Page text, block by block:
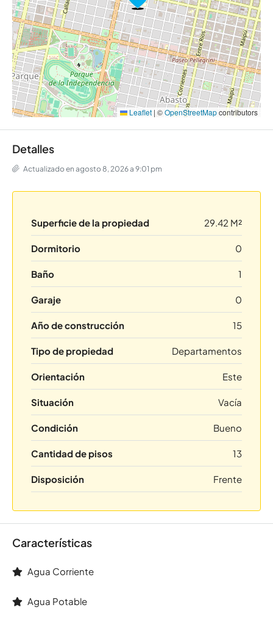
Leaflet | ©OpenStreetMapcontributors
Detalles
Actualizado en agosto 8, 2026 a 9:01 pm
Superficie de la propiedad 29.42 M²
Dormitorio 0
Baño 1
Garaje 0
Año de construcción 15
Tipo de propiedad Departamentos
Orientación Este
Situación Vacía
Condición Bueno
Cantidad de pisos 13
Disposición Frente
Características
Agua Corriente
Agua Potable